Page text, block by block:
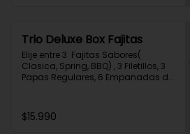
Trio Deluxe Box Fajitas
Elije entre 3  Fajitas Sabores(
Clasica, Spring, BBQ) , 3 Filetillos, 3
Papas Regulares, 6 Empanadas de
$15.990